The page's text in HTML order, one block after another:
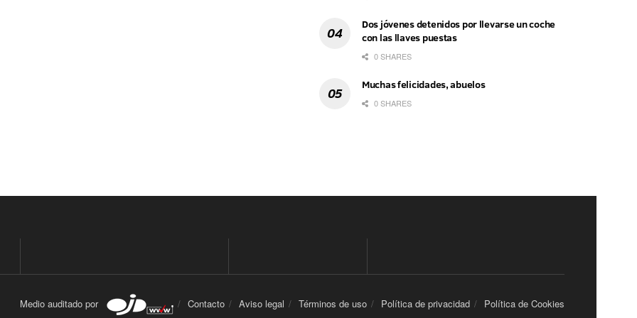
Dos jóvenes detenidos por llevarse un coche
con las llaves puestas
0 SHARES
Muchas felicidades, abuelos
0 SHARES
Medio auditado por Contacto Aviso legal Términos de uso Política de privacidad Política de Cookies